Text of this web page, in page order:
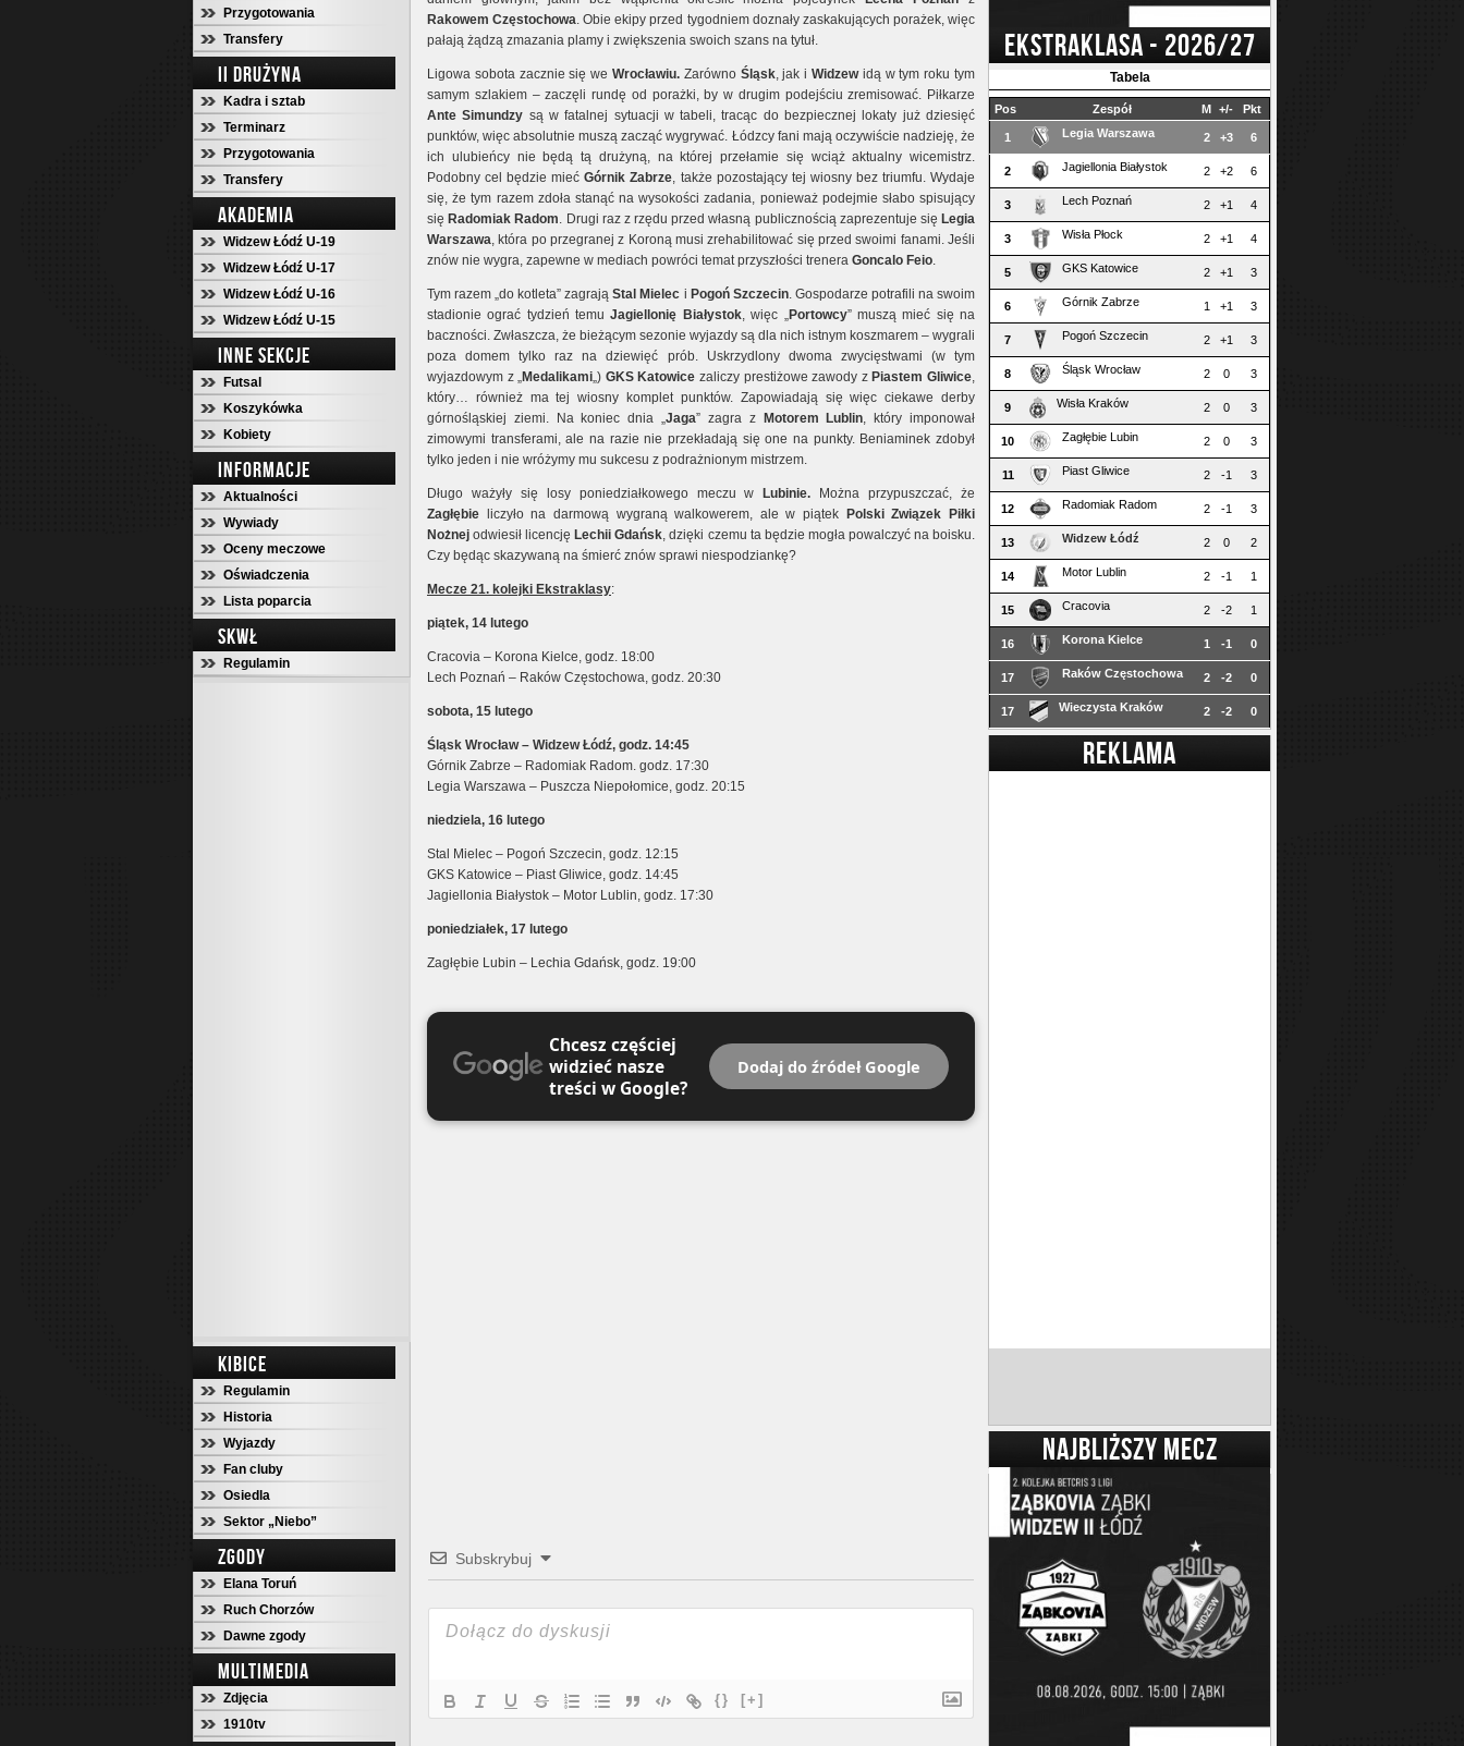
Przygotowania
Transfery
II DRUŻYNA
Kadra i sztab
Terminarz
Przygotowania
Transfery
AKADEMIA
Widzew Łódź U-19
Widzew Łódź U-17
Widzew Łódź U-16
Widzew Łódź U-15
INNE SEKCJE
Futsal
Koszykówka
Kobiety
INFORMACJE
Aktualności
Wywiady
Oceny meczowe
Oświadczenia
Lista poparcia
SKWŁ
Regulamin
KIBICE
Regulamin
Historia
Wyjazdy
Fan cluby
Osiedla
Sektor „Niebo”
ZGODY
Elana Toruń
Ruch Chorzów
Dawne zgody
MULTIMEDIA
Zdjęcia
1910tv
Rakowem Częstochowa. Obie ekipy przed tygodniem doznały zaskakujących porażek, więc
pałają żądzą zmazania plamy i zwiększenia swoich szans na tytuł.
Ligowa sobota zacznie się we Wrocławiu. Zarówno Śląsk, jak iWidzewidą w tym roku tym
samym szlakiem – zaczęli rundę od porażki, by w drugim podejściu zremisować. Piłkarze
Ante Simundzy są w fatalnej sytuacji w tabeli, tracąc do bezpiecznej lokaty już dziesięć
punktów, więc absolutnie muszą zacząć wygrywać. Łódzcy fani mają oczywiście nadzieję, że
ich ulubieńcy nie będą tą drużyną, na której przełamie się wciąż aktualny wicemistrz.
Podobny cel będzie miećGórnik Zabrze, także pozostający tej wiosny bez triumfu. Wydaje
się, że tym razem zdoła stanąć na wysokości zadania, ponieważ podejmie słabo spisujący
się Radomiak Radom. Drugi raz z rzędu przed własną publicznością zaprezentuje się Legia
Warszawa, która po przegranej z Koroną musi zrehabilitować się przed swoimi fanami. Jeśli
znów nie wygra, zapewne w mediach powróci temat przyszłości trenera Goncalo Feio.
Tym razem „do kotleta” zagrająStal Mielec i Pogoń Szczecin. Gospodarze potrafili na swoim
stadionie ograć tydzień temuJagiellonię Białystok, więc „Portowcy” muszą mieć się na
baczności. Zwłaszcza, że bieżącym sezonie wyjazdy są dla nich istnym koszmarem – wygrali
poza domem tylko raz na dziewięć prób. Uskrzydlony dwoma zwycięstwami (w tym
wyjazdowym z „Medalikami„) GKS Katowice zaliczy prestiżowe zawody z Piastem Gliwice,
który… również ma tej wiosny komplet punktów. Zapowiadają się więc ciekawe derby
górnośląskiej ziemi. Na koniec dnia „Jaga” zagra z Motorem Lublin, który imponował
zimowymi transferami, ale na razie nie przekładają się one na punkty. Beniaminek zdobył
tylko jeden i nie wróżymy mu sukcesu z podrażnionym mistrzem.
Długo ważyły się losy poniedziałkowego meczu w Lubinie. Można przypuszczać, że
Zagłębie liczyło na darmową wygraną walkowerem, ale w piątek
Polski Związek Piłki
Nożnej odwiesił licencję Lechii Gdańsk, dzięki czemu ta będzie mogła powalczyć na boisku.
Czy będąc skazywaną na śmierć znów sprawi niespodziankę?
Mecze 21. kolejki Ekstraklasy:
piątek, 14 lutego
Cracovia – Korona Kielce, godz. 18:00
Lech Poznań – Raków Częstochowa, godz. 20:30
sobota, 15 lutego
Śląsk Wrocław – Widzew Łódź, godz. 14:45
Górnik Zabrze – Radomiak Radom. godz. 17:30
Legia Warszawa – Puszcza Niepołomice, godz. 20:15
niedziela, 16 lutego
Stal Mielec – Pogoń Szczecin, godz. 12:15
GKS Katowice – Piast Gliwice, godz. 14:45
Jagiellonia Białystok – Motor Lublin, godz. 17:30
poniedziałek, 17 lutego
Zagłębie Lubin – Lechia Gdańsk, godz. 19:00
Chcesz częściej
widzieć nasze
treści w Google?
Dodaj do źródeł Google
Subskrybuj
{} [+]
EKSTRAKLASA - 2026/27
Tabela
Pos Zespół M +/- Pkt
1 Legia Warszawa 2 +3 6
2 Jagiellonia Białystok 2 +2 6
3 Lech Poznań 2 +1 4
3 Wisła Płock 2 +1 4
5 GKS Katowice 2 +1 3
6 Górnik Zabrze 1 +1 3
7 Pogoń Szczecin 2 +1 3
8 Śląsk Wrocław 2 0 3
9 Wisła Kraków 2 0 3
10 Zagłębie Lubin 2 0 3
11 Piast Gliwice 2 -1 3
12 Radomiak Radom 2 -1 3
13 Widzew Łódź 2 0 2
14 Motor Lublin 2 -1 1
15 Cracovia 2 -2 1
16 Korona Kielce 1 -1 0
17 Raków Częstochowa 2 -2 0
17 Wieczysta Kraków 2 -2 0
REKLAMA
NAJBLIŻSZY MECZ